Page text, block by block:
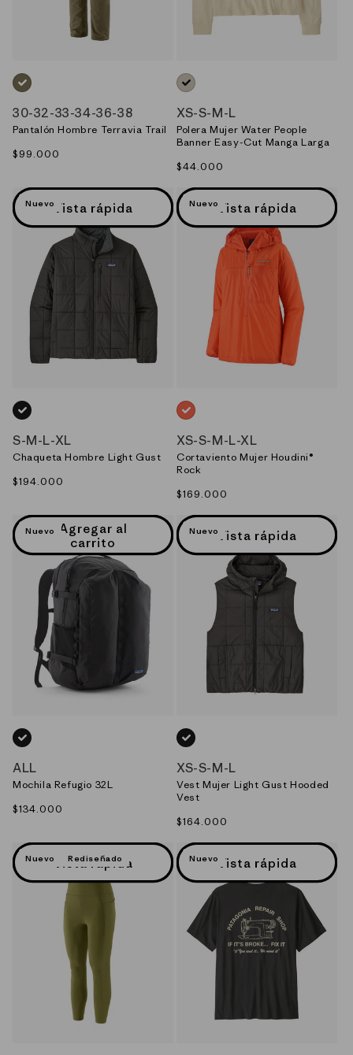
VERDE_(SKA)
30-32-33-34-36-38
Pantalón Hombre Terravia Trail
Precio
$99.000
NEUTRO_(UDNL)
XS-S-M-L
Polera Mujer Water People
Banner Easy-Cut Manga Larga
Precio
$44.000
NuevoVista rápida
NEGRO_(BLK)
S-M-L-XL
Chaqueta Hombre Light Gust
Precio
$194.000
NuevoVista rápida
NARANJO_(ORPL)
XS-S-M-L-XL
Cortaviento Mujer Houdini®
Rock
Precio
$169.000
Nuevo
Agregar al
carrito
NEGRO_(BLK)
ALL
Mochila Refugio 32L
Precio
$134.000
NuevoVista rápida
NEGRO_(BLK)
XS-S-M-L
Vest Mujer Light Gust Hooded
Vest
Precio
$164.000
Nuevo Rediseñado
Vista rápida NuevoVista rápida